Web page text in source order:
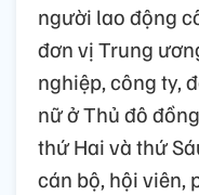
người lao động
đơn vị Trung
nghiệp, công ty,
nữ ở Thủ đô
thứ Hai và thứ
cán bộ, hội viên,